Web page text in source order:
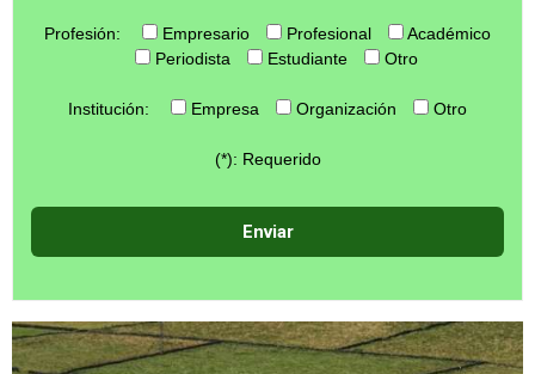
Profesión: Empresario Profesional
Académico
Periodista
Estudiante Otro
Institución: Empresa Organización Otro
(*): Requerido